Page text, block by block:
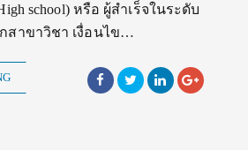
school) หรือ ผู้สำเร็จในระดับ
าขาวิชา เงื่อนไข…